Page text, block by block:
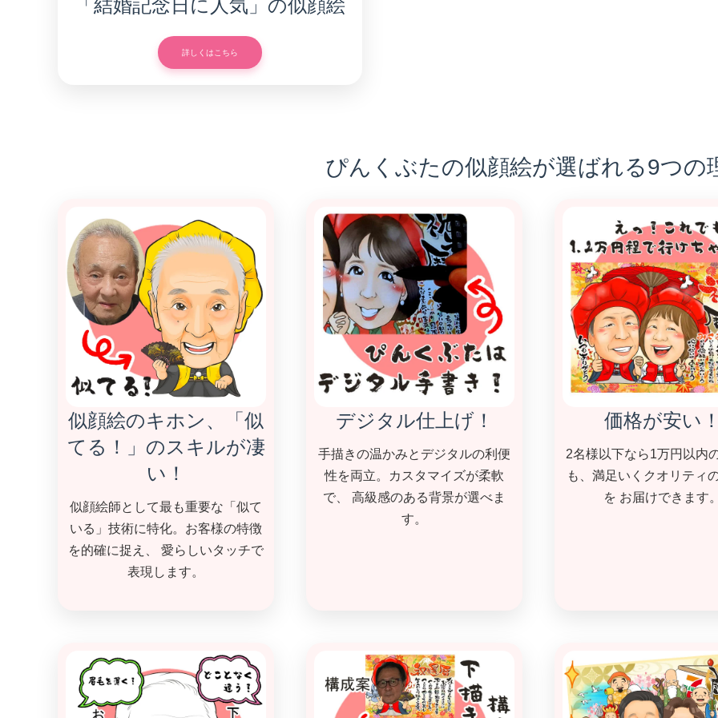
「結婚記念日に人気」の似顔絵
詳しくはこちら
ぴんくぶたの似顔絵が選ばれる9つの
似顔絵のキホン、「似
てる！」のスキルが凄
い！
似顔絵師として最も重要な「似て
いる」技術に特化。お客様の特徴
を的確に捉え、 愛らしいタッチで
表現します。
デジタル仕上げ！
手描きの温かみとデジタルの利便
性を両立。カスタマイズが柔軟
で、 高級感のある背景が選べま
す。
価格が安い
2名様以下なら1万円以内
も、満足いくクオリティ
を お届けできます